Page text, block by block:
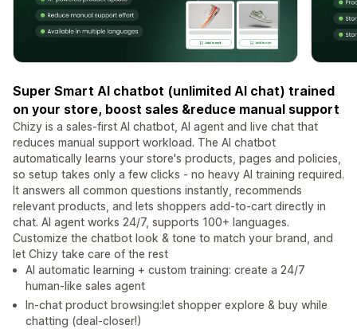
Super Smart AI chatbot (unlimited AI chat) trained
on your store, boost sales &reduce manual support
Chizy is a sales-first AI chatbot, AI agent and live chat that
reduces manual support workload. The AI chatbot
automatically learns your store's products, pages and policies,
so setup takes only a few clicks - no heavy AI training required.
It answers all common questions instantly, recommends
relevant products, and lets shoppers add-to-cart directly in
chat. AI agent works 24/7, supports 100+ languages.
Customize the chatbot look & tone to match your brand, and
let Chizy take care of the rest
AI automatic learning + custom training: create a 24/7
human-like sales agent
In-chat product browsing:let shopper explore & buy while
chatting (deal-closer!)